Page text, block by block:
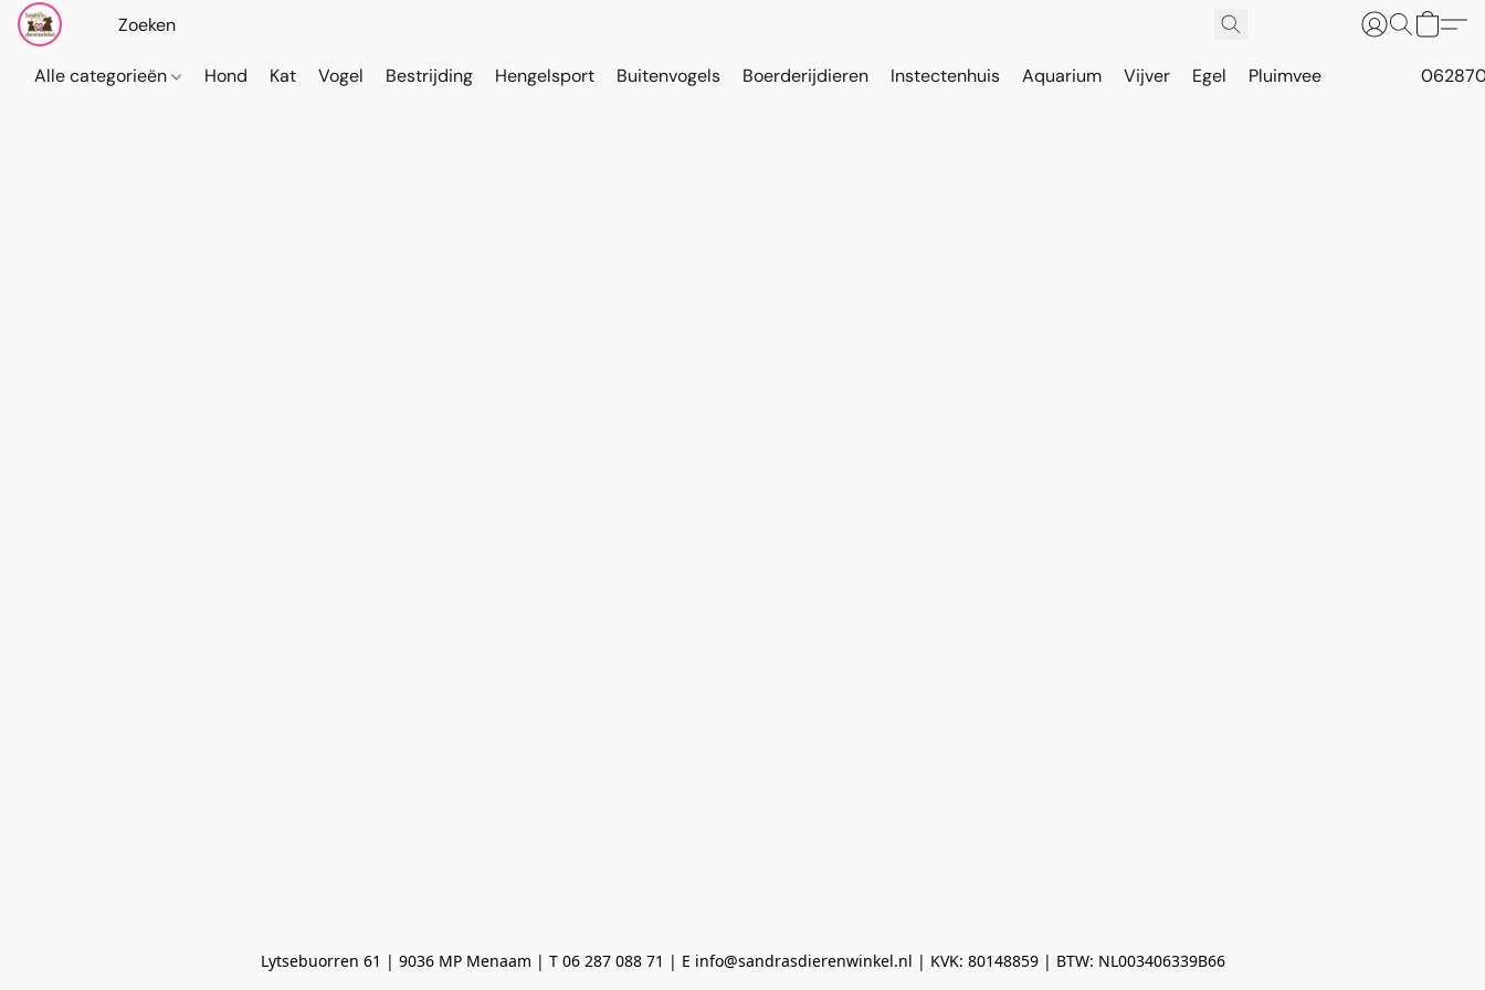
Alle categorieën Hond Kat Vogel Bestrijding Hengelsport Buitenvogels Boerderijdieren Instectenhuis Aquarium Vijver Egel Pluimvee
Lytsebuorren 61 | 9036 MP Menaam | T 06 287 088 71 | E info@sandrasdierenwinkel.nl | KVK: 80148859 | BTW: NL003406339B66